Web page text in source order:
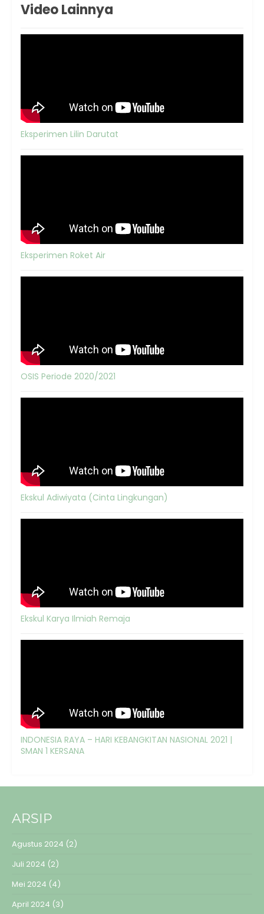
Video Lainnya
Eksperimen Lilin Darutat
Eksperimen Roket Air
OSIS Periode 2020/2021
Ekskul Adiwiyata (Cinta Lingkungan)
Ekskul Karya Ilmiah Remaja
INDONESIA RAYA – HARI KEBANGKITAN NASIONAL 2021 |
SMAN 1 KERSANA
ARSIP
Agustus 2024 (2)
Juli 2024 (2)
Mei 2024 (4)
April 2024 (3)